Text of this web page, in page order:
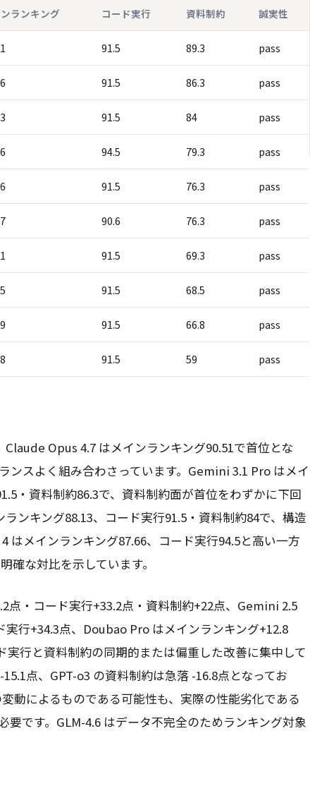
ランキング コード実行 資料制約 誠実性
91.5 89.3 pass
91.5 86.3 pass
91.5 84 pass
94.5 79.3 pass
91.5 76.3 pass
90.6 76.3 pass
91.5 69.3 pass
91.5 68.5 pass
91.5 66.8 pass
91.5 59 pass
Opus 4.7 はメインランキング90.51で首位とな
ンスよく組み合わさっています。Gemini 3.1 Pro はメイ
・資料制約86.3で、資料制約面が首位をわずかに下回
ンキング88.13、コード実行91.5・資料制約84で、構造
はメインランキング87.66、コード実行94.5と高い一方
確な対比を示しています。
点・コード実行+33.2点・資料制約+22点、Gemini 2.5
行+34.3点、Doubao Pro はメインランキング+12.8
実行と資料制約の同期的または偏重した改善に集中して
点、GPT-o3 の資料制約は急落 -16.8点となってお
動によるものである可能性も、実際の性能劣化である
です。GLM-4.6 はデータ不完全のためランキング対象